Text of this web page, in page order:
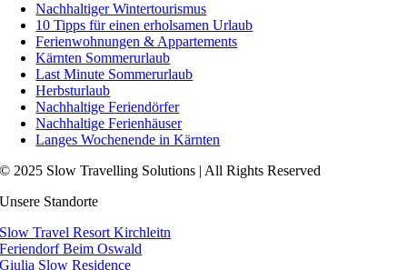
Nachhaltiger Wintertourismus
10 Tipps für einen erholsamen Urlaub
Ferienwohnungen & Appartements
Kärnten Sommerurlaub
Last Minute Sommerurlaub
Herbsturlaub
Nachhaltige Feriendörfer
Nachhaltige Ferienhäuser
Langes Wochenende in Kärnten
© 2025 Slow Travelling Solutions | All Rights Reserved
Unsere Standorte
Slow Travel Resort Kirchleitn
Feriendorf Beim Oswald
Giulia Slow Residence